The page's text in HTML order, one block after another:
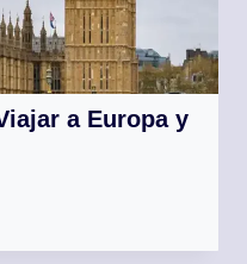
a Europa y